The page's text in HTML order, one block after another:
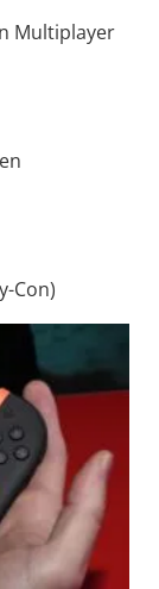
Multiplayer
Con)